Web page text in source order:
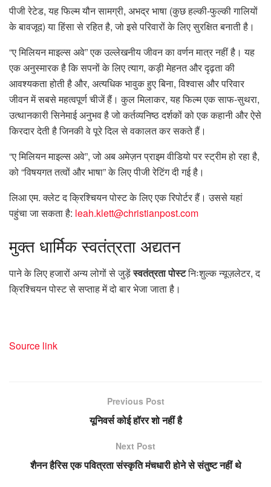
पीजी रेटेड, यह फिल्म यौन सामग्री, अभद्र भाषा (कुछ हल्की-फुल्की गालियों
के बावजूद) या हिंसा से रहित है, जो इसे परिवारों के लिए सुरक्षित बनाती है।
“ए मिलियन माइल्स अवे” एक उल्लेखनीय जीवन का वर्णन मात्र नहीं है। यह
एक अनुस्मारक है कि सपनों के लिए त्याग, कड़ी मेहनत और दृढ़ता की
आवश्यकता होती है और, अत्यधिक भावुक हुए बिना, विश्वास और परिवार
जीवन में सबसे महत्वपूर्ण चीजें हैं। कुल मिलाकर, यह फिल्म एक साफ-सुथरा,
उत्थानकारी सिनेमाई अनुभव है जो कर्तव्यनिष्ठ दर्शकों को एक कहानी और ऐसे
किरदार देती है जिनकी वे पूरे दिल से वकालत कर सकते हैं।
“ए मिलियन माइल्स अवे”, जो अब अमेज़न प्राइम वीडियो पर स्ट्रीम हो रहा है,
को “विषयगत तत्वों और भाषा” के लिए पीजी रेटिंग दी गई है।
लिआ एम. क्लेट द क्रिश्चियन पोस्ट के लिए एक रिपोर्टर हैं। उससे यहां
पहुंचा जा सकता है: leah.klett@christianpost.com
मुक्तधार्मिक स्वतंत्रता अद्यतन
पाने के लिए हजारों अन्य लोगों से जुड़ेंस्वतंत्रता पोस्टनिःशुल्क न्यूज़लेटर, द
क्रिश्चियन पोस्ट से सप्ताह में दो बार भेजा जाता है।
Source link
Previous Post
यूनिवर्स कोई हॉरर शो नहीं है
Next Post
शैनन हैरिस एक पवित्रता संस्कृति मंचधारी होने से संतुष्ट नहीं थे